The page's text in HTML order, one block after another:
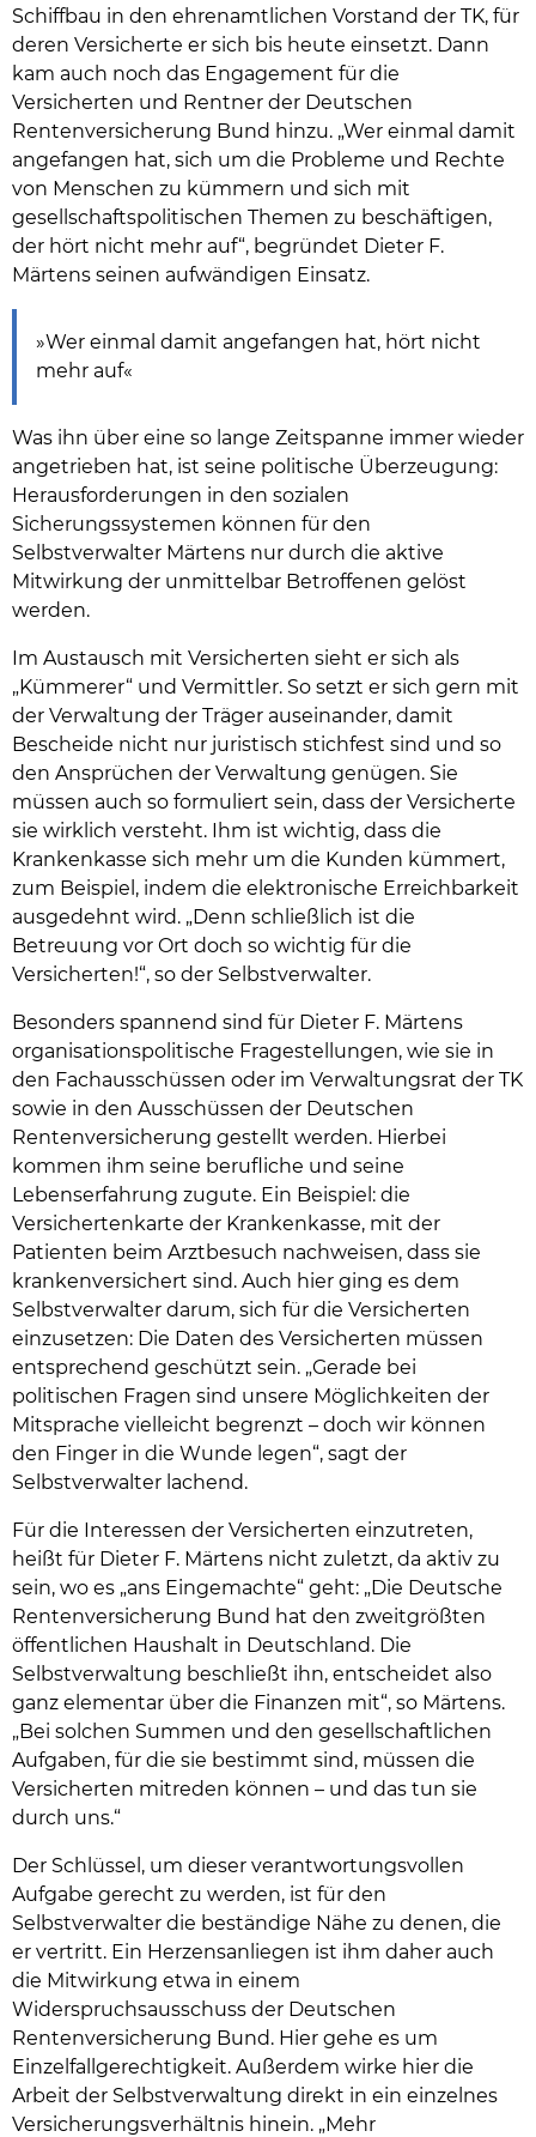
Schiffbau in den ehrenamtlichen Vorstand der TK, für
deren Versicherte er sich bis heute einsetzt. Dann
kam auch noch das Engagement für die
Versicherten und Rentner der Deutschen
Rentenversicherung Bund hinzu. „Wer einmal damit
angefangen hat, sich um die Probleme und Rechte
von Menschen zu kümmern und sich mit
gesellschaftspolitischen Themen zu beschäftigen,
der hört nicht mehr auf“, begründet Dieter F.
Märtens seinen aufwändigen Einsatz.
»Wer einmal damit angefangen hat, hört nicht
mehr auf«
Was ihn über eine so lange Zeitspanne immer wieder
angetrieben hat, ist seine politische Überzeugung:
Herausforderungen in den sozialen
Sicherungssystemen können für den
Selbstverwalter Märtens nur durch die aktive
Mitwirkung der unmittelbar Betroffenen gelöst
werden.
Im Austausch mit Versicherten sieht er sich als
„Kümmerer“ und Vermittler. So setzt er sich gern mit
der Verwaltung der Träger auseinander, damit
Bescheide nicht nur juristisch stichfest sind und so
den Ansprüchen der Verwaltung genügen. Sie
müssen auch so formuliert sein, dass der Versicherte
sie wirklich versteht. Ihm ist wichtig, dass die
Krankenkasse sich mehr um die Kunden kümmert,
zum Beispiel, indem die elektronische Erreichbarkeit
ausgedehnt wird. „Denn schließlich ist die
Betreuung vor Ort doch so wichtig für die
Versicherten!“, so der Selbstverwalter.
Besonders spannend sind für Dieter F. Märtens
organisationspolitische Fragestellungen, wie sie in
den Fachausschüssen oder im Verwaltungsrat der TK
sowie in den Ausschüssen der Deutschen
Rentenversicherung gestellt werden. Hierbei
kommen ihm seine berufliche und seine
Lebenserfahrung zugute. Ein Beispiel: die
Versichertenkarte der Krankenkasse, mit der
Patienten beim Arztbesuch nachweisen, dass sie
krankenversichert sind. Auch hier ging es dem
Selbstverwalter darum, sich für die Versicherten
einzusetzen: Die Daten des Versicherten müssen
entsprechend geschützt sein. „Gerade bei
politischen Fragen sind unsere Möglichkeiten der
Mitsprache vielleicht begrenzt – doch wir können
den Finger in die Wunde legen“, sagt der
Selbstverwalter lachend.
Für die Interessen der Versicherten einzutreten,
heißt für Dieter F. Märtens nicht zuletzt, da aktiv zu
sein, wo es „ans Eingemachte“ geht: „Die Deutsche
Rentenversicherung Bund hat den zweitgrößten
öffentlichen Haushalt in Deutschland. Die
Selbstverwaltung beschließt ihn, entscheidet also
ganz elementar über die Finanzen mit“, so Märtens.
„Bei solchen Summen und den gesellschaftlichen
Aufgaben, für die sie bestimmt sind, müssen die
Versicherten mitreden können – und das tun sie
durch uns.“
Der Schlüssel, um dieser verantwortungsvollen
Aufgabe gerecht zu werden, ist für den
Selbstverwalter die beständige Nähe zu denen, die
er vertritt. Ein Herzensanliegen ist ihm daher auch
die Mitwirkung etwa in einem
Widerspruchsausschuss der Deutschen
Rentenversicherung Bund. Hier gehe es um
Einzelfallgerechtigkeit. Außerdem wirke hier die
Arbeit der Selbstverwaltung direkt in ein einzelnes
Versicherungsverhältnis hinein. „Mehr